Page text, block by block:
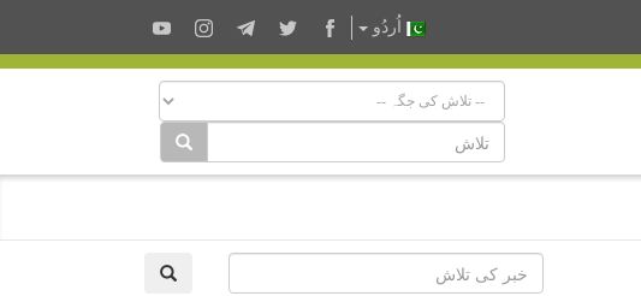
اُردُو